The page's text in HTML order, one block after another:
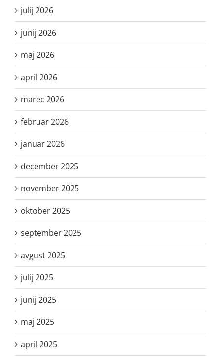
julij 2026
junij 2026
maj 2026
april 2026
marec 2026
februar 2026
januar 2026
december 2025
november 2025
oktober 2025
september 2025
avgust 2025
julij 2025
junij 2025
maj 2025
april 2025